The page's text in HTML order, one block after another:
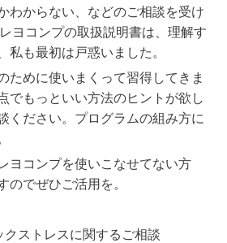
わからない、などのご相談を受け
ヨコンプの取扱説明書は、理解す
私も最初は戸惑いました。
ために使いまくって習得してきま
でもっといい方法のヒントが欲し
ください。プログラムの組み方に
ヨコンプを使いこなせてない方
のでぜひご活用を。
ストレスに関するご相談